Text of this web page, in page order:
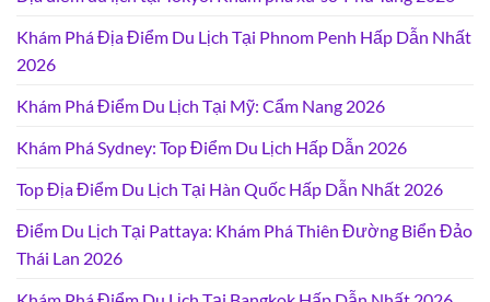
Khám Phá Địa Điểm Du Lịch Tại Phnom Penh Hấp Dẫn Nhất
2026
Khám Phá Điểm Du Lịch Tại Mỹ: Cẩm Nang 2026
Khám Phá Sydney: Top Điểm Du Lịch Hấp Dẫn 2026
Top Địa Điểm Du Lịch Tại Hàn Quốc Hấp Dẫn Nhất 2026
Điểm Du Lịch Tại Pattaya: Khám Phá Thiên Đường Biển Đảo
Thái Lan 2026